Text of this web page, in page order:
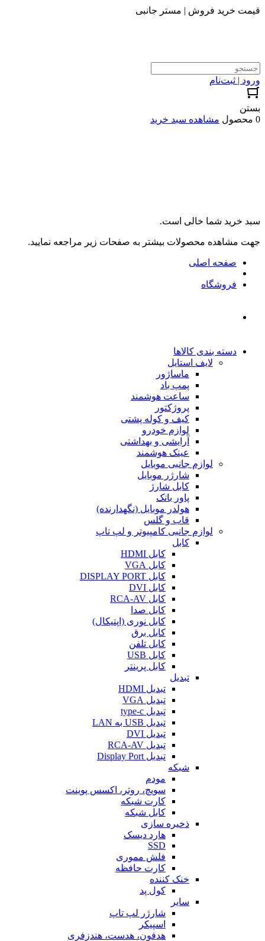
قیمت خرید فروش | مستر جانبی
ورود | ثبت‌نام
بستن
0 محصول
مشاهده سبد خرید
سبد خرید شما خالی است.
جهت مشاهده محصولات بیشتر به صفحات زیر مراجعه نمایید.
صفحه اصلی
فروشگاه
دسته بندی کالاها
لایف استایل
ماساژور
پمپ باد
ساعت هوشمند
پروژکتور
کیف و کوله پشتی
لوازم خودرو
آرایشی و بهداشتی
عینک هوشمند
لوازم جانبی موبایل
شارژر موبایل
کابل شارژ
پاور بانک
هولدر موبایل (نگهدارنده)
قاب و گلس
لوازم جانبی کامپیوتر و لپ تاپ
کابل
کابل HDMI
کابل VGA
کابل DISPLAY PORT
کابل DVI
کابل RCA-AV
کابل صدا
کابل نوری (اپتیکال)
کابل برق
کابل تلفن
کابل USB
کابل پرینتر
تبدیل
تبدیل HDMI
تبدیل VGA
تبدیل type-c
تبدیل USB به LAN
تبدیل DVI
تبدیل RCA-AV
تبدیل Display Port
شبکه
مودم
سویچ، روتر، اکسس پوینت
کارت شبکه
کابل شبکه
ذخیره سازی
هارد دیسک
SSD
فلش مموری
کارت حافظه
خنک کننده
کول پد
سایر
شارژر لپ تاپ
اسپیکر
هدفون، هدست، هندزفری